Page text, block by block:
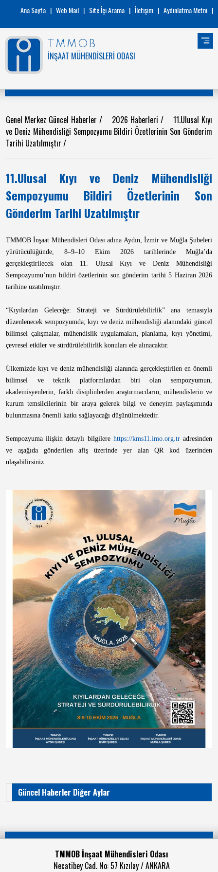
Ana Sayfa | Web Mail | Site İçi Arama | İletişim | Aydınlatma Metni |
TMMOB
İNŞAAT MÜHENDİSLERİ ODASI
Genel Merkez Güncel Haberler / 2026 Haberleri / 11.Ulusal Kıyı
ve Deniz Mühendisliği Sempozyumu Bildiri Özetlerinin Son Gönderim
Tarihi Uzatılmıştır /
11.Ulusal Kıyı ve Deniz Mühendisliği
Sempozyumu Bildiri Özetlerinin Son
Gönderim Tarihi Uzatılmıştır
TMMOB İnşaat Mühendisleri Odası adına Aydın, İzmir ve Muğla Şubeleri
yürütücülüğünde, 8–9–10 Ekim 2026 tarihlerinde Muğla’da
gerçekleştirilecek olan 11. Ulusal Kıyı ve Deniz Mühendisliği
Sempozyumu’nun bildiri özetlerinin son gönderim tarihi 5 Haziran 2026
tarihine uzatılmıştır.
“Kıyılardan Geleceğe: Strateji ve Sürdürülebilirlik” ana temasıyla
düzenlenecek sempozyumda; kıyı ve deniz mühendisliği alanındaki güncel
bilimsel çalışmalar, mühendislik uygulamaları, planlama, kıyı yönetimi,
çevresel etkiler ve sürdürülebilirlik konuları ele alınacaktır.
Ülkemizde kıyı ve deniz mühendisliği alanında gerçekleştirilen en önemli
bilimsel ve teknik platformlardan biri olan sempozyumun,
akademisyenlerin, farklı disiplinlerden araştırmacıların, mühendislerin ve
kurum temsilcilerinin bir araya gelerek bilgi ve deneyim paylaşımında
bulunmasına önemli katkı sağlayacağı düşünülmektedir.
Sempozyuma ilişkin detaylı bilgilere https://kms11.imo.org.tradresinden
ve aşağıda gönderilen afiş üzerinde yer alan QR kod üzerinden
ulaşabilirsiniz.
Güncel Haberler Diğer Aylar
TMMOB İnşaat Mühendisleri Odası
Necatibey Cad. No: 57 Kızılay / ANKARA